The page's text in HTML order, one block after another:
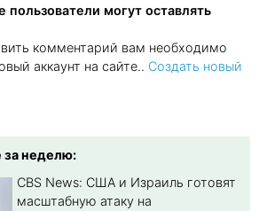
пользователи могут оставлять
комментарий вам необходимо
аккаунт на сайте.. Создать новый
за неделю:
CBS News: США и Израиль готовят
масштабную атаку на